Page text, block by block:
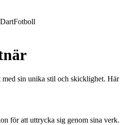
DartFotboll
sin unika stil och skicklighet.
för att uttrycka sig genom sina